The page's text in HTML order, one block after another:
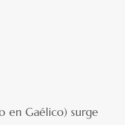
en Gaélico) surge